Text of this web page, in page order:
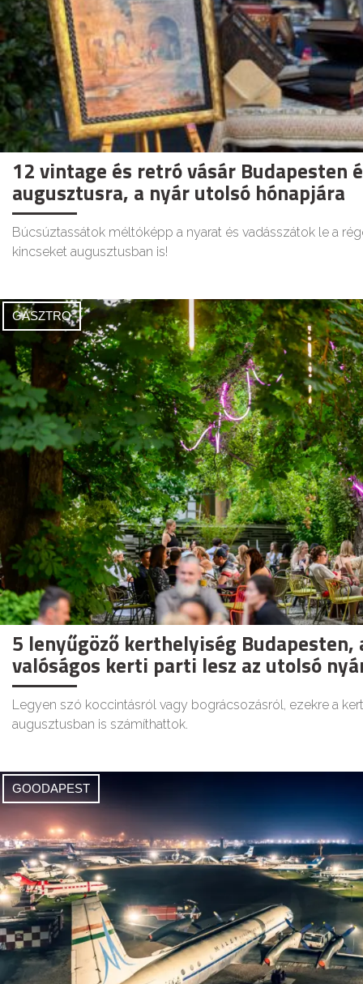
12 vintage és retró vásár Budapesten
augusztusra, a nyár utolsó hónapjára
Búcsúztassátok méltóképp a nyarat és vadásszátok le a
kincseket augusztusban is!
GASZTRO
5 lenyűgöző kerthelyiség Budapesten,
valóságos kerti parti lesz az utolsó
Legyen szó koccintásról vagy bográcsozásról, ezekre a
augusztusban is számíthattok.
GOODAPEST